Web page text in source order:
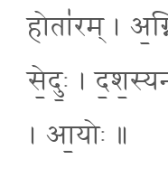
होता॑रम् ।
से॒दुः॒ ।
। आ॒योः ॥